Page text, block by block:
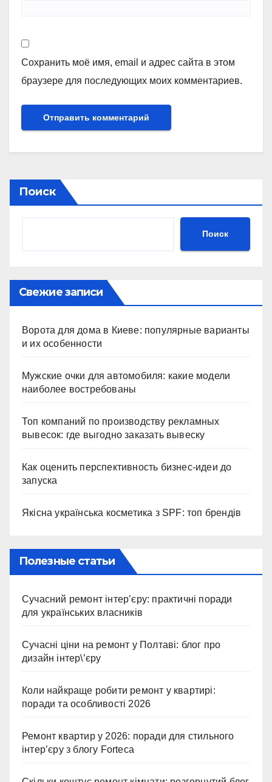
Сохранить моё имя, email и адрес сайта в этом
браузере для последующих моих комментариев.
Поиск
Поиск
Свежие записи
Ворота для дома в Киеве: популярные варианты
и их особенности
Мужские очки для автомобиля: какие модели
наиболее востребованы
Топ компаний по производству рекламных
вывесок: где выгодно заказать вывеску
Как оценить перспективность бизнес-идеи до
запуска
Якісна українська косметика з SPF: топ брендів
Полезные статьи
Сучасний ремонт інтер’єру: практичні поради
для українських власників
Сучасні ціни на ремонт у Полтаві: блог про
дизайн інтер\’єру
Коли найкраще робити ремонт у квартирі:
поради та особливості 2026
Ремонт квартир у 2026: поради для стильного
інтер’єру з блогу Forteca